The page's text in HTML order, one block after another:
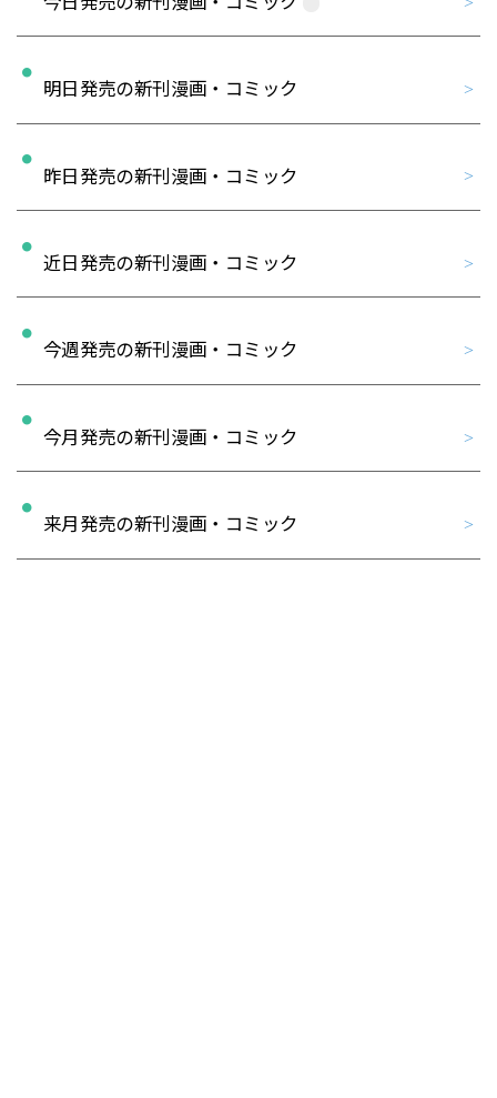
明日発売の新刊漫画・コミック
昨日発売の新刊漫画・コミック
近日発売の新刊漫画・コミック
今週発売の新刊漫画・コミック
今月発売の新刊漫画・コミック
来月発売の新刊漫画・コミック